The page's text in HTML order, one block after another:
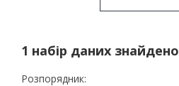
1 набір даних знайдено
Розпорядник: